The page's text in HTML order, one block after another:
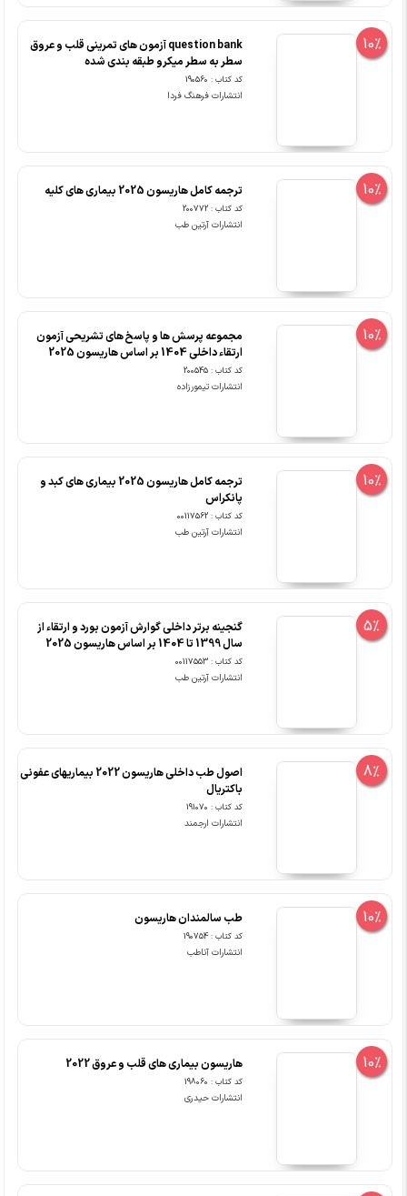
10%
question bank آزمون های تمرینی قلب و عروق
سطر به سطر میکرو طبقه بندی شده
کد کتاب : 190560
انتشارات فرهنگ فردا
10% ترجمه کامل هاریسون 2025 بیماری های کلیه
کد کتاب : 200772
انتشارات آرتین طب
10%
مجموعه پرسش ها و پاسخ های تشریحی آزمون
ارتقاء داخلی 1404 بر اساس هاریسون 2025
کد کتاب : 200545
انتشارات تیمورزاده
10%
ترجمه کامل هاریسون 2025 بیماری های کبد و
پانکراس
کد کتاب : 00117562
انتشارات آرتین طب
5%
گنجینه برتر داخلی گوارش آزمون بورد و ارتقاء از
سال 1399 تا 1404 بر اساس هاریسون 2025
کد کتاب : 00117553
انتشارات آرتین طب
8%
اصول طب داخلی هاریسون 2022 بیماریهای عفونی
باکتریال
کد کتاب : 191070
انتشارات ارجمند
10% طب سالمندان هاریسون
کد کتاب : 190754
انتشارات آناطب
10% هاریسون بیماری های قلب و عروق 2022
کد کتاب : 198060
انتشارات حیدری